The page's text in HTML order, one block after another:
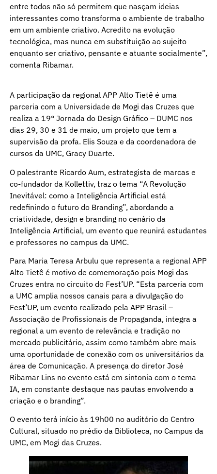
entre todos não só permitem que nasçam ideias
interessantes como transforma o ambiente de trabalho
em um ambiente criativo. Acredito na evolução
tecnológica, mas nunca em substituição ao sujeito
enquanto ser criativo, pensante e atuante socialmente”,
comenta Ribamar.
A participação da regional APP Alto Tietê é uma
parceria com a Universidade de Mogi das Cruzes que
realiza a 19° Jornada do Design Gráfico – DUMC nos
dias 29, 30 e 31 de maio, um projeto que tem a
supervisão da profa. Elis Souza e da coordenadora de
cursos da UMC, Gracy Duarte.
O palestrante Ricardo Aum, estrategista de marcas e
co-fundador da Kollettiv, traz o tema “A Revolução
Inevitável: como a Inteligência Artificial está
redefinindo o futuro do Branding”, abordando a
criatividade, design e branding no cenário da
Inteligência Artificial, um evento que reunirá estudantes
e professores no campus da UMC.
Para Maria Teresa Arbulu que representa a regional APP
Alto Tietê é motivo de comemoração pois Mogi das
Cruzes entra no circuito do Fest’UP. “Esta parceria com
a UMC amplia nossos canais para a divulgação do
Fest’UP, um evento realizado pela APP Brasil –
Associação de Profissionais de Propaganda, integra a
regional a um evento de relevância e tradição no
mercado publicitário, assim como também abre mais
uma oportunidade de conexão com os universitários da
área de Comunicação. A presença do diretor José
Ribamar Lins no evento está em sintonia com o tema
IA, em constante destaque nas pautas envolvendo a
criação e o branding”.
O evento terá início às 19h00 no auditório do Centro
Cultural, situado no prédio da Biblioteca, no Campus da
UMC, em Mogi das Cruzes.